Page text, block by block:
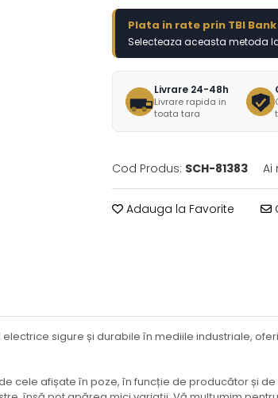
Plata in rate prin TBI Bank
Selecteaza aceasta metoda
Livrare 24-48h
Livrare rapida in
toata tara
Cod Produs: SCH-81383 Ai
Adauga la Favorite
sigure și durabile în mediile industriale,
cele afișate în poze, în funcție de producător și